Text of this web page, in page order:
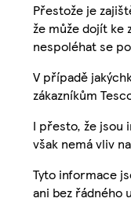
Přestože je
že může dojít ke
nespoléhat se
V případě
zákazníkům
I přesto, že jsou
však nemá vliv
Tyto informace
ani bez řádného